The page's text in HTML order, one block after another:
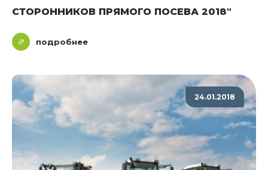
СТОРОННИКОВ ПРЯМОГО ПОСЕВА 2018"
подробнее
24.01.2018